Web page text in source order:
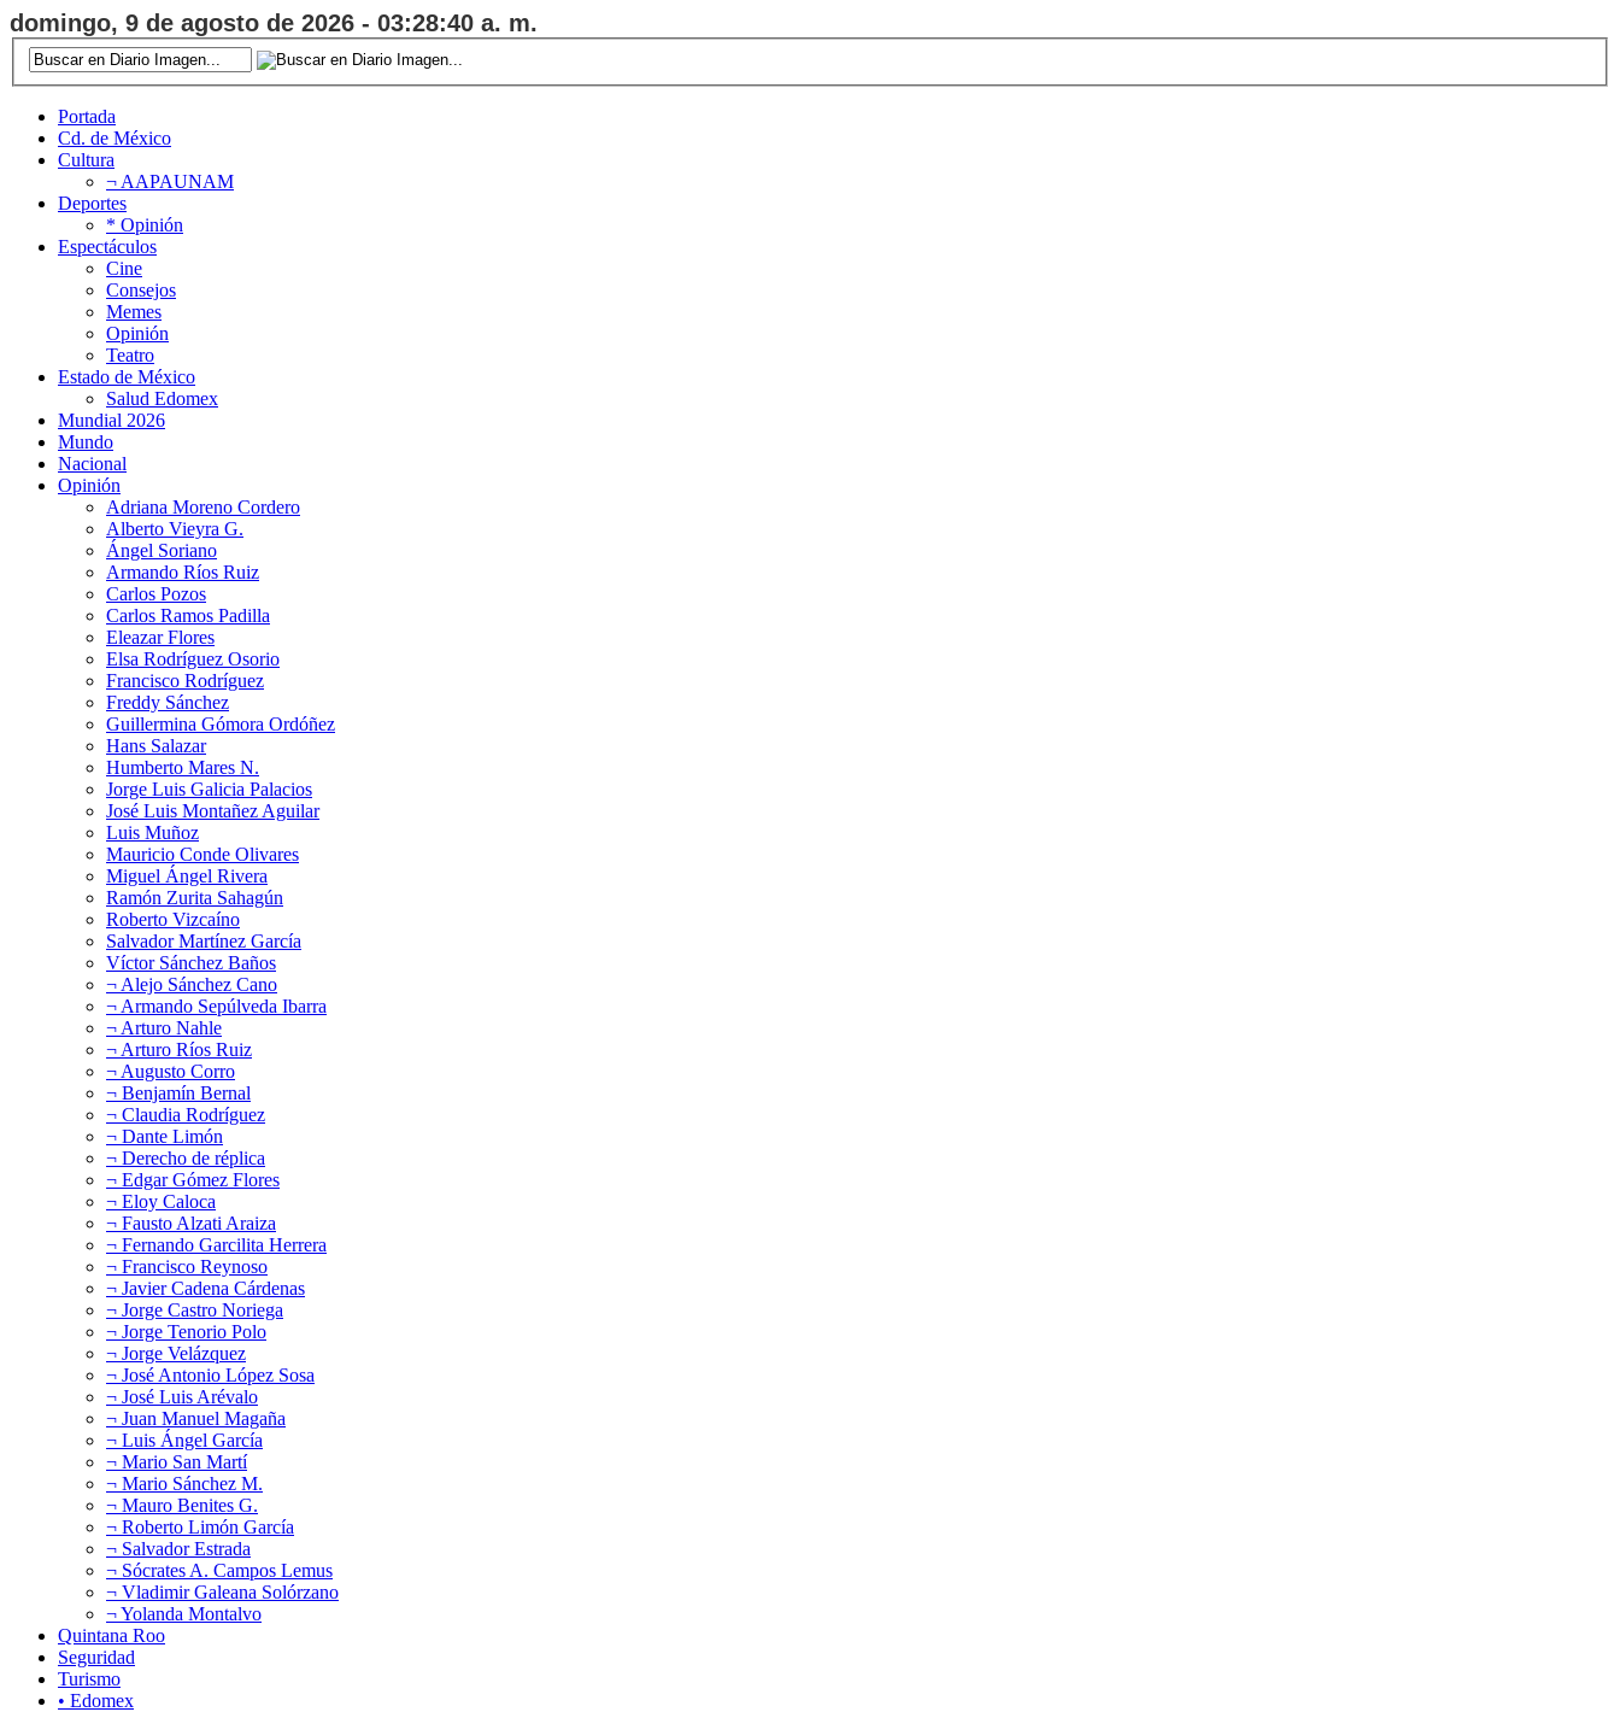
domingo, 9 de agosto de 2026 - 03:28:40 a. m.
Portada
Cd. de México
Cultura
¬ AAPAUNAM
Deportes
* Opinión
Espectáculos
Cine
Consejos
Memes
Opinión
Teatro
Estado de México
Salud Edomex
Mundial 2026
Mundo
Nacional
Opinión
Adriana Moreno Cordero
Alberto Vieyra G.
Ángel Soriano
Armando Ríos Ruiz
Carlos Pozos
Carlos Ramos Padilla
Eleazar Flores
Elsa Rodríguez Osorio
Francisco Rodríguez
Freddy Sánchez
Guillermina Gómora Ordóñez
Hans Salazar
Humberto Mares N.
Jorge Luis Galicia Palacios
José Luis Montañez Aguilar
Luis Muñoz
Mauricio Conde Olivares
Miguel Ángel Rivera
Ramón Zurita Sahagún
Roberto Vizcaíno
Salvador Martínez García
Víctor Sánchez Baños
¬ Alejo Sánchez Cano
¬ Armando Sepúlveda Ibarra
¬ Arturo Nahle
¬ Arturo Ríos Ruiz
¬ Augusto Corro
¬ Benjamín Bernal
¬ Claudia Rodríguez
¬ Dante Limón
¬ Derecho de réplica
¬ Edgar Gómez Flores
¬ Eloy Caloca
¬ Fausto Alzati Araiza
¬ Fernando Garcilita Herrera
¬ Francisco Reynoso
¬ Javier Cadena Cárdenas
¬ Jorge Castro Noriega
¬ Jorge Tenorio Polo
¬ Jorge Velázquez
¬ José Antonio López Sosa
¬ José Luis Arévalo
¬ Juan Manuel Magaña
¬ Luis Ángel García
¬ Mario San Martí
¬ Mario Sánchez M.
¬ Mauro Benites G.
¬ Roberto Limón García
¬ Salvador Estrada
¬ Sócrates A. Campos Lemus
¬ Vladimir Galeana Solórzano
¬ Yolanda Montalvo
Quintana Roo
Seguridad
Turismo
• Edomex